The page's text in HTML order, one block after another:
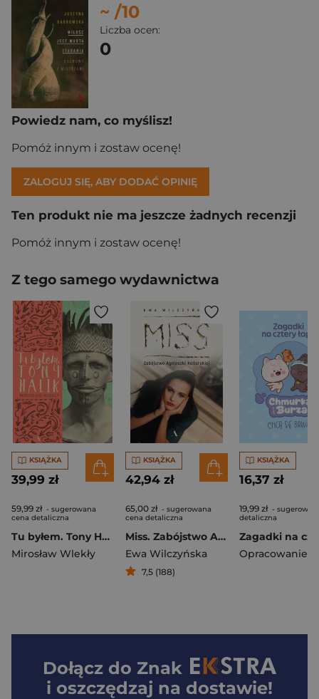
~ /10
Liczba ocen:
0
Powiedz nam, co myślisz!
Pomóż innym i zostaw ocenę!
ZALOGUJ SIĘ, ABY DODAĆ OPINIĘ
Ten produkt nie ma jeszcze żadnych recenzji
Pomóż innym i zostaw ocenę!
Z tego samego wydawnictwa
KSIĄŻKA
39,99 zł
59,99 zł - sugerowana
cena detaliczna
Tu byłem. Tony Halik
Mirosław Wlekły
KSIĄŻKA
42,94 zł
65,00 zł - sugerowana
cena detaliczna
Miss. Zabójstwo Agnieszki Kotlarskiej
Ewa Wilczyńska
7,5 (188)
KSIĄŻKA
16,37 zł
19,99 zł -
detaliczna
Dołącz do Znak
i oszczędzaj na dostawie!